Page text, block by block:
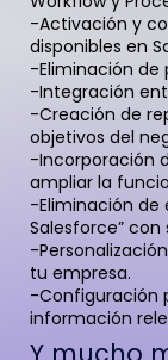
-Activación y
disponibles en
-Eliminación de
-Integración
-Creación de
objetivos del
-Incorporación
ampliar la
-Eliminación de
Salesforce”
-
tu empresa.
-Configuración
información